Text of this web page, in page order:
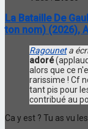
La Bataille De
ton nom) (2026),
Ragouneta
adoré
alors que ce
rarissime ! Cf
tant pis pour
contribué au
Ca y est ? Tu as vu